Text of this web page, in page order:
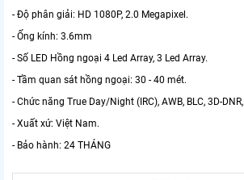
- Độ phân giải: HD 1080P, 2.0 Megapixel.
- Ống kính: 3.6mm
- Số LED Hồng ngoại 4 Led Array, 3 Led Array.
- Tầm quan sát hồng ngoại: 30 - 40 mét.
- Chức năng True Day/Night (IRC), AWB, BLC, 3D-DNR,
- Xuất xứ: Việt Nam.
- Bảo hành: 24 THÁNG